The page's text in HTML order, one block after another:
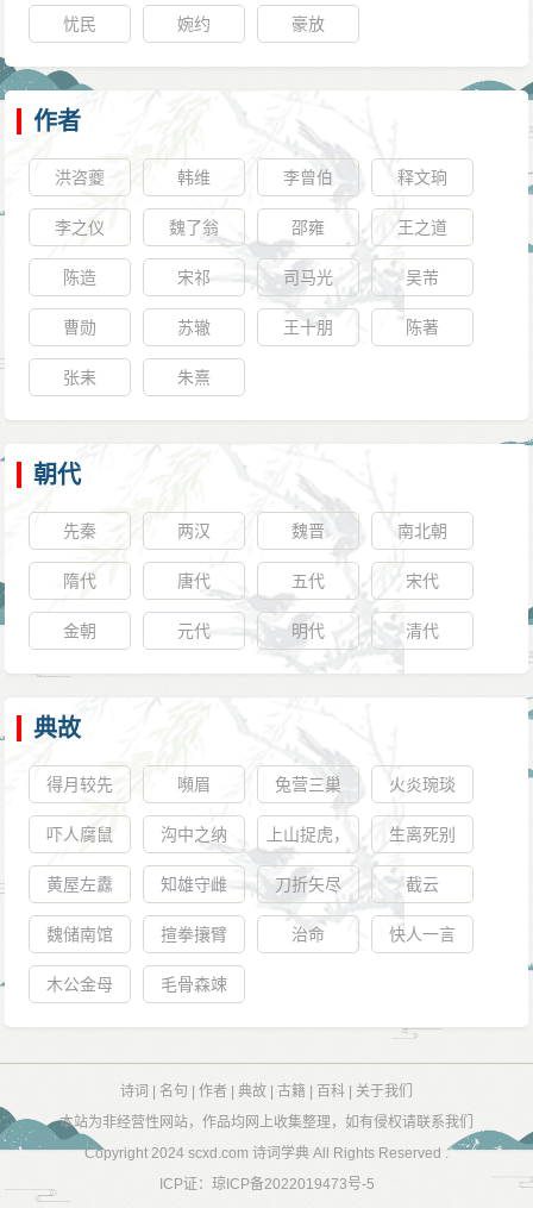
忧民 婉约 豪放
作者
洪咨夔 韩维 李曾伯 释文珦
李之仪 魏了翁 邵雍 王之道
陈造 宋祁 司马光 吴芾
曹勋 苏辙 王十朋 陈著
张耒 朱熹
朝代
先秦 两汉 魏晋 南北朝
隋代 唐代 五代 宋代
金朝 元代 明代 清代
典故
得月较先 嚬眉 兔营三巢 火炎琬琰
吓人腐鼠 沟中之纳
上山捉虎，
下海擒龙
生离死别
黄屋左纛 知雄守雌 刀折矢尽 截云
魏储南馆 揎拳攘臂 治命 快人一言
木公金母 毛骨森竦
诗词 名句 作者 典故 古籍 百科
关于我们
本站为非经营性网站，作品均网上收集整理，如有侵权请联系我们
Copyright 2024 scxd.com 诗词学典 All Rights Reserved .
ICP证： 琼ICP备2022019473号-5